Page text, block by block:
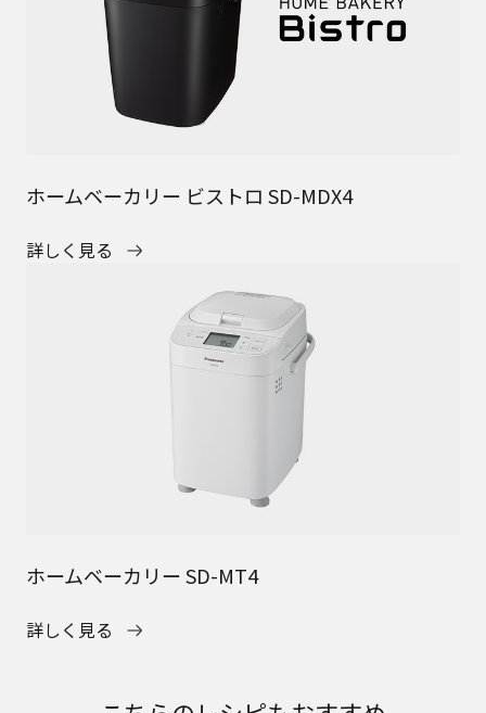
ホームベーカリー ビストロ SD-MDX4
詳しく見る
ホームベーカリー SD-MT4
詳しく見る